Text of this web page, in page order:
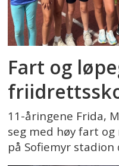
Fart og
11-åringene Frida,
seg med høy fart
på Sofiemyr stadion